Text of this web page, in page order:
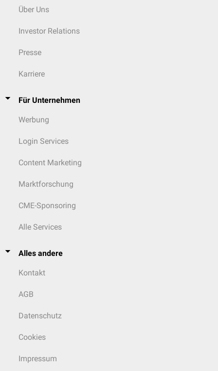
Über Uns
Investor Relations
Presse
Karriere
Für Unternehmen
Werbung
Login Services
Content Marketing
Marktforschung
CME-Sponsoring
Alle Services
Alles andere
Kontakt
AGB
Datenschutz
Cookies
Impressum